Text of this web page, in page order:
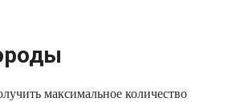
максимальное количество